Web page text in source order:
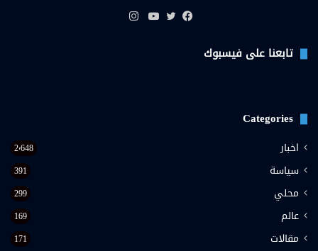
تابعنا على فيسبوك
Categories
اخبار 2٬648
سياسة 391
محلي 299
عالم 169
مقالات 171